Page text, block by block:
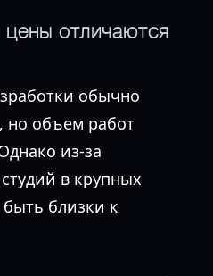
цены отличаются
обычно
но объем работ
из-за
в крупных
близки к